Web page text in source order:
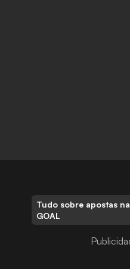
Tudo sobre apostas na
GOAL